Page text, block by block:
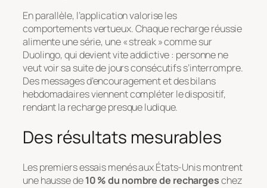
En parallèle, l’application valorise les
comportements vertueux. Chaque recharge réussie
alimente une série, une « streak » comme sur
Duolingo, qui devient vite addictive : personne ne
veut voir sa suite de jours consécutifs s’interrompre.
Des messages d’encouragement et des bilans
hebdomadaires viennent compléter le dispositif,
rendant la recharge presque ludique.
Des résultats mesurables
Les premiers essais menés aux États-Unis montrent
une hausse de10 % du nombre de rechargeschez